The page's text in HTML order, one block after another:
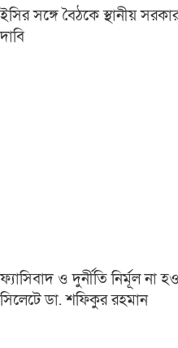
ইসির সঙ্গে বৈঠকে স্থানীয়
দাবি
ফ্যাসিবাদ ও দুর্নীতি নির্মূল না
সিলেটে ডা. শফিকুর রহমান